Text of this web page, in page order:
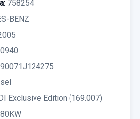
758254
BENZ
Exclusive Edition (169.007)